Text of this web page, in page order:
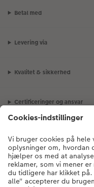
Betal med
Levering via
Kvalitet & sikkerhed
Certificeringer og ansvar
Om os